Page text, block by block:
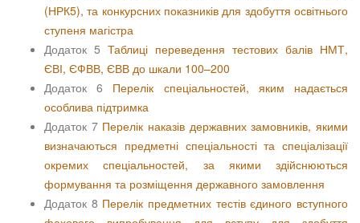
(НРК5), та конкурсних показників для здобуття освітнього
ступеня магістра
Додаток 5 Таблиці переведення тестових балів НМТ,
ЄВІ, ЄФВВ, ЄВВ до шкали 100–200
Додаток 6 Перелік спеціальностей, яким надається
особлива підтримка
Додаток 7 Перелік наказів державних замовників, якими
визначаються предметні спеціальності та спеціалізації
окремих спеціальностей, за якими здійснюються
формування та розміщення державного замовлення
Додаток 8 Перелік предметних тестів єдиного вступного